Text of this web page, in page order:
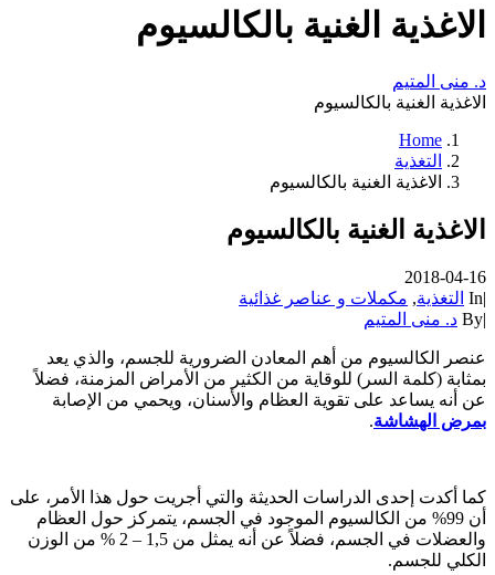
الاغذية الغنية بالكالسيوم
د. منى المتيم
الاغذية الغنية بالكالسيوم
Home
التغذية
الاغذية الغنية بالكالسيوم
الاغذية الغنية بالكالسيوم
2018-04-16
|
In التغذية, مكملات و عناصر غذائية
|
By د. منى المتيم
عنصر الكالسيوم من أهم المعادن الضرورية للجسم، والذي يعد
بمثابة (كلمة السر) للوقاية من الكثير من الأمراض المزمنة، فضلاً
عن أنه يساعد على تقوية العظام والأسنان، ويحمي من الإصابة
بمرض الهشاشة.
كما أكدت إحدى الدراسات الحديثة والتي أجريت حول هذا الأمر، على
أن 99% من الكالسيوم الموجود في الجسم، يتمركز حول العظام
والعضلات في الجسم، فضلاً عن أنه يمثل من 1,5 – 2 % من الوزن
الكلي للجسم.